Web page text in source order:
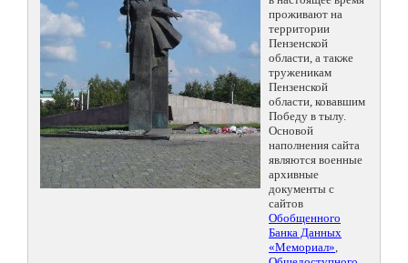
проживают на
территории
Пензенской
области, а также
труженикам
Пензенской
области, ковавшим
Победу в тылу.
Основой
наполнения сайта
являются военные
архивные
документы с
сайтов
Обобщенного
Банка Данных
«Мемориал»,